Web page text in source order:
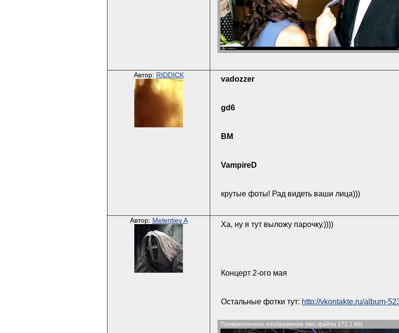
Автор: RIDDICK vadozzer
gd6
BM
VampireD
крутые фоты! Рад видеть ваши лица)))
Автор: Melentiev A Ха, ну я тут выложу парочку.))))
Концерт 2-ого мая
Остальные фотки тут: http://vkontakte.ru/album-
Прикрепленное изображение (вес файла 172.1 Кб)